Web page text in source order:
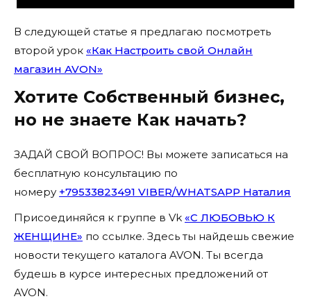
В следующей статье я предлагаю посмотреть
второй урок «Как Настроить свой Онлайн
магазин AVON»
Хотите Собственный бизнес,
но не знаете Как начать?
ЗАДАЙ СВОЙ ВОПРОС! Вы можете записаться на
бесплатную консультацию по
номеру +79533823491 VIBER/WHATSAPP Наталия
Присоединяйся к группе в Vk «С ЛЮБОВЬЮ К
ЖЕНЩИНЕ» по ссылке. Здесь ты найдешь свежие
новости текущего каталога AVON. Ты всегда
будешь в курсе интересных предложений от
AVON.